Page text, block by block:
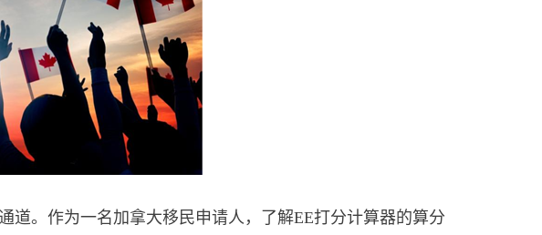
道。作为一名加拿大移民申请人，了解EE打分计算器的算分